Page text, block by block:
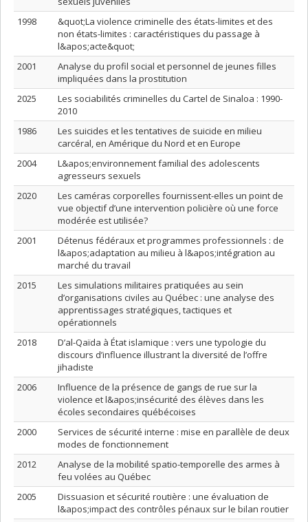
1998
&quot;La violence criminelle des états-limites et des
non états-limites : caractéristiques du passage à
l&apos;acte&quot;
2001
Analyse du profil social et personnel de jeunes filles
impliquées dans la prostitution
2025
Les sociabilités criminelles du Cartel de Sinaloa : 1990-
2010
1986
Les suicides et les tentatives de suicide en milieu
carcéral, en Amérique du Nord et en Europe
2004
L&apos;environnement familial des adolescents
agresseurs sexuels
2020
Les caméras corporelles fournissent-elles un point de
vue objectif d’une intervention policière où une force
modérée est utilisée?
2001
Détenus fédéraux et programmes professionnels : de
l&apos;adaptation au milieu à l&apos;intégration au
marché du travail
2015
Les simulations militaires pratiquées au sein
d’organisations civiles au Québec : une analyse des
apprentissages stratégiques, tactiques et
opérationnels
2018
D’al-Qaïda à État islamique : vers une typologie du
discours d’influence illustrant la diversité de l’offre
jihadiste
2006
Influence de la présence de gangs de rue sur la
violence et l&apos;insécurité des élèves dans les
écoles secondaires québécoises
2000
Services de sécurité interne : mise en parallèle de deux
modes de fonctionnement
2012
Analyse de la mobilité spatio-temporelle des armes à
feu volées au Québec
2005
Dissuasion et sécurité routière : une évaluation de
l&apos;impact des contrôles pénaux sur le bilan routier